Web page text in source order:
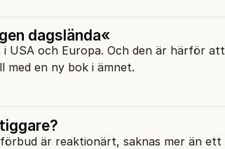
dagslända«
USA och Europa. Och den är härför att
med en ny bok i ämnet.
är reaktionärt, saknas mer än ett